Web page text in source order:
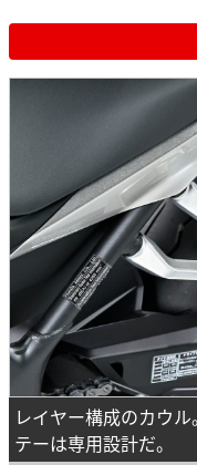
レイヤー構成のカウ
テーは専用設計だ。